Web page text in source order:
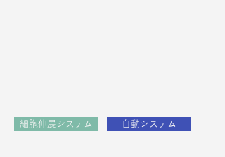
細胞伸展システム 自動システム